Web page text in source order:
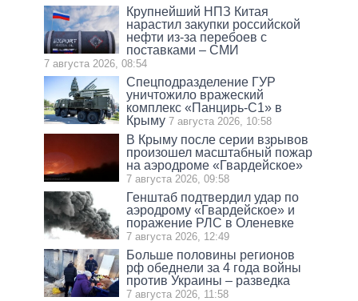
Крупнейший НПЗ Китая
нарастил закупки российской
нефти из-за перебоев с
поставками – СМИ
7 августа 2026, 08:54
Спецподразделение ГУР
уничтожило вражеский
комплекс «Панцирь-С1» в
Крыму 7 августа 2026, 10:58
В Крыму после серии взрывов
произошел масштабный пожар
на аэродроме «Гвардейское»
7 августа 2026, 09:58
Генштаб подтвердил удар по
аэродрому «Гвардейское» и
поражение РЛС в Оленевке
7 августа 2026, 12:49
Больше половины регионов
рф обеднели за 4 года войны
против Украины – разведка
7 августа 2026, 11:58